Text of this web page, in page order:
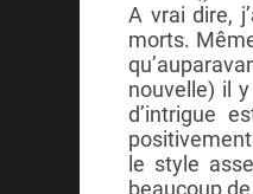
A vrai dire,
morts.
nouvelle) il
d’intrigue
le style
beaucoup